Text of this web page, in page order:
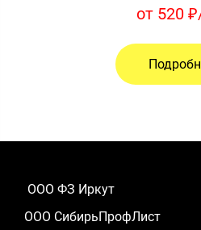
от 520
ООО ФЗ Иркут
ООО СибирьПрофЛист